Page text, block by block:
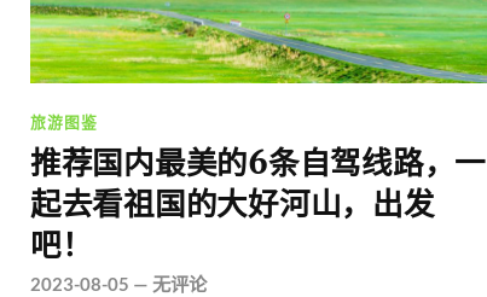
旅游图鉴
推荐国内最美的6条自驾线路，一
起去看祖国的大好河山，出发
吧！
2023-08-05 — 无评论